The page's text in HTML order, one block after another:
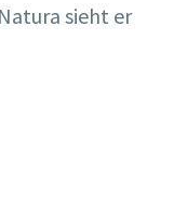
sieht er